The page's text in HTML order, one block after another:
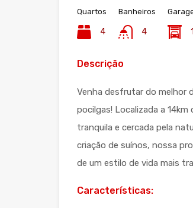
Quartos
4
Banheiros
4 1
Descrição
Venha desfrutar do melhor
pocilgas! Localizada a
tranquila e cercada pela
criação de suínos, nossa
de um estilo de vida mais
Características: